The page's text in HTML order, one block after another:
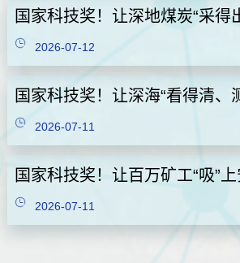
2026-07-12
国家科技奖！让深海“看得清、
2026-07-11
国家科技奖！让百万矿工“吸”
2026-07-11